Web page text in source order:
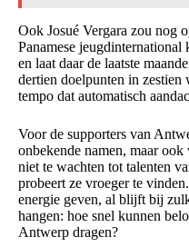
Ook Josué Vergara zou nog
Panamese
en laat daar de laatste
dertien doelpunten in zestien
tempo dat automatisch
Voor de supporters van
onbekende namen, maar
niet te wachten tot talenten
probeert ze vroeger te
energie geven, al blijft bij
hangen: hoe snel kunnen
Antwerp dragen?